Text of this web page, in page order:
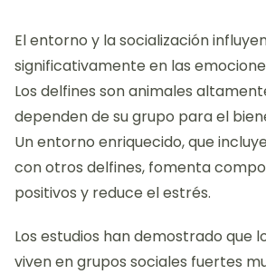
El entorno y la socialización
significativamente en las
Los delfines son animales
dependen de su grupo para el
Un entorno enriquecido, que
con otros delfines, fomenta
positivos y reduce el estrés.
Los estudios han demostrado que
viven en grupos sociales fuertes